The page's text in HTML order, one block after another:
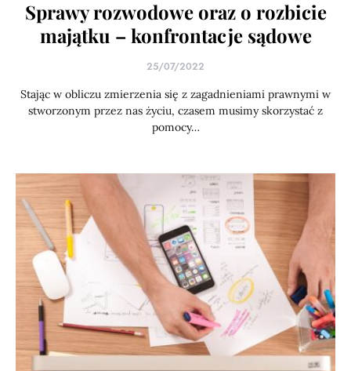
Sprawy rozwodowe oraz o rozbicie
majątku – konfrontacje sądowe
25/07/2022
Stając w obliczu zmierzenia się z zagadnieniami prawnymi w
stworzonym przez nas życiu, czasem musimy skorzystać z
pomocy…